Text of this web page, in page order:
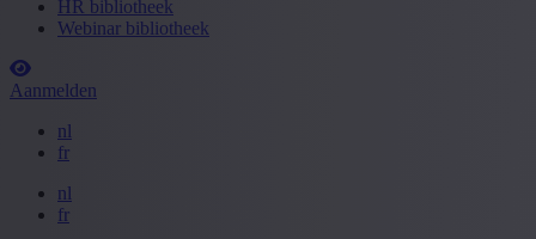
HR bibliotheek
Webinar bibliotheek
Aanmelden
nl
fr
nl
fr